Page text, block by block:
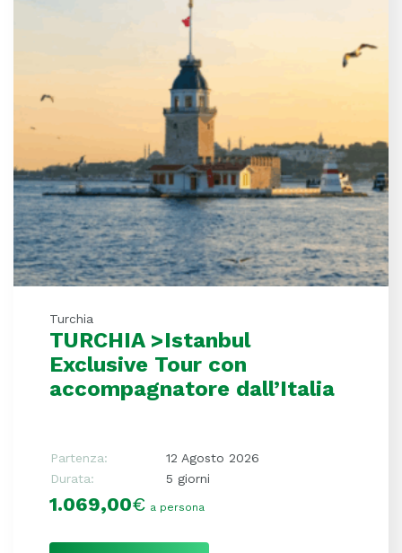
Turchia
TURCHIA >Istanbul
Exclusive Tour con
accompagnatore dall’Italia
Partenza:
12 Agosto 2026
Durata:
5 giorni
1.069,00€ a persona